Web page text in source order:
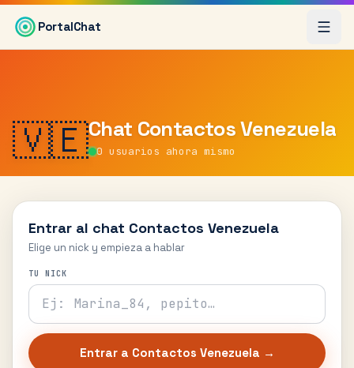
Saltar al contenido principal
PortalChat
🇻🇪Chat Contactos Venezuela
0 usuarios ahora mismo
Entrar al chat Contactos Venezuela
Elige un nick y empieza a hablar
TU NICK
Entrar a Contactos Venezuela →